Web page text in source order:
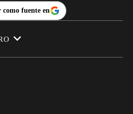
fuente en